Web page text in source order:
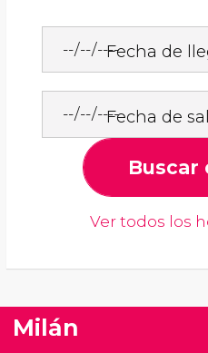
Fecha de
Fecha de
Buscar
Ver todos los
Milán